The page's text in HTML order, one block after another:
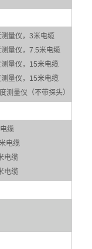
量仪，3米电缆
量仪，7.5米电缆
量仪，15米电缆
量仪，15米电缆
测量仪（不带探头）
缆
电缆
电缆
电缆